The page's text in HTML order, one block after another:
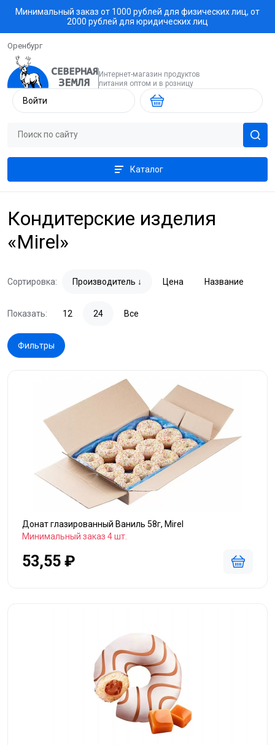
Минимальный заказ от 1000 рублей для физических лиц, от
2000 рублей для юридических лиц
Оренбург
Интернет-магазин продуктов
питания оптом и в розницу
Войти
Каталог
Кондитерские изделия
«Mirel»
Сортировка: Производитель Цена Название
Показать: 12 24 Все
Фильтры
Донат глазированный Ваниль 58г, Mirel
Минимальный заказ 4 шт.
53,55 ₽